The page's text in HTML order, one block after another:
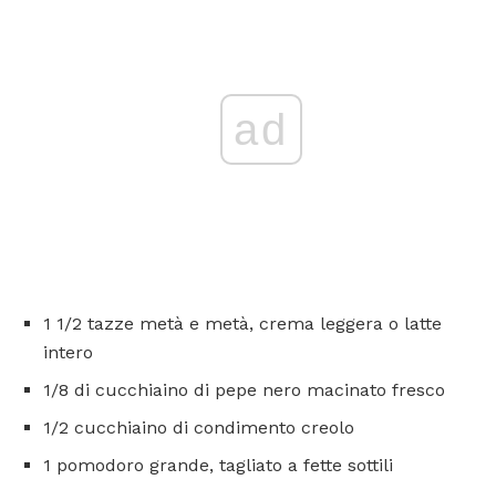
ad
1 1/2 tazze metà e metà, crema leggera o latte
intero
1/8 di cucchiaino di pepe nero macinato fresco
1/2 cucchiaino di condimento creolo
1 pomodoro grande, tagliato a fette sottili